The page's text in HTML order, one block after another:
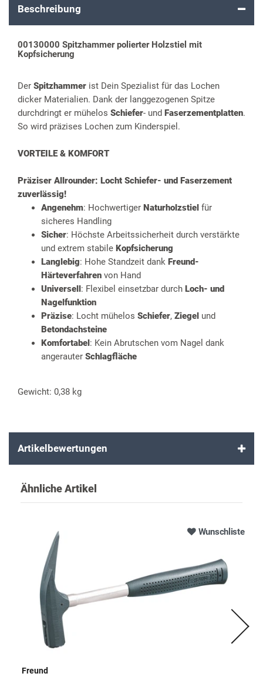
Beschreibung
00130000 Spitzhammer polierter Holzstiel mit
Kopfsicherung
Der Spitzhammer ist Dein Spezialist für das Lochen
dicker Materialien. Dank der langgezogenen Spitze
durchdringt er mühelos Schiefer- und Faserzementplatten.
So wird präzises Lochen zum Kinderspiel.
VORTEILE & KOMFORT
Präziser Allrounder: Locht Schiefer- und Faserzement
zuverlässig!
Angenehm: Hochwertiger Naturholzstiel für
sicheres Handling
Sicher: Höchste Arbeitssicherheit durch verstärkte
und extrem stabile Kopfsicherung
Langlebig: Hohe Standzeit dank Freund-
Härteverfahren von Hand
Universell: Flexibel einsetzbar durch Loch- und
Nagelfunktion
Präzise: Locht mühelos Schiefer, Ziegel und
Betondachsteine
Komfortabel: Kein Abrutschen vom Nagel dank
angerauter Schlagfläche
Gewicht: 0,38 kg
Artikelbewertungen
Ähnliche Artikel
Wunschliste
Freund